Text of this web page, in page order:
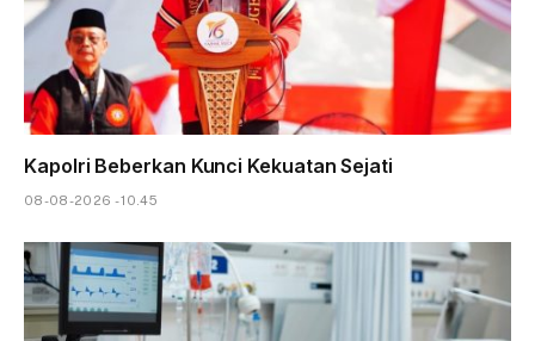
Kapolri Beberkan Kunci Kekuatan Sejati
08-08-2026 - 10.45